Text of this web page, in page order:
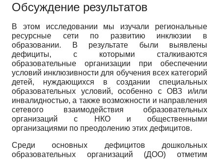
Обсуждение результатов
В этом исследовании мы изучали региональные
ресурсные сети по развитию инклюзии в
образовании. В результате были выявлены
дефициты, с которыми сталкиваются
образовательные организации при обеспечении
условий инклюзивности для обучения всех категорий
детей, нуждающихся в создании специальных
образовательных условий, особенно с ОВЗ и/или
инвалидностью, а также возможности и направления
сетевого взаимодействия образовательных
организаций с НКО и общественными
организациями по преодолению этих дефицитов.
Среди основных дефицитов дошкольных
образовательных организаций (ДОО) отметим